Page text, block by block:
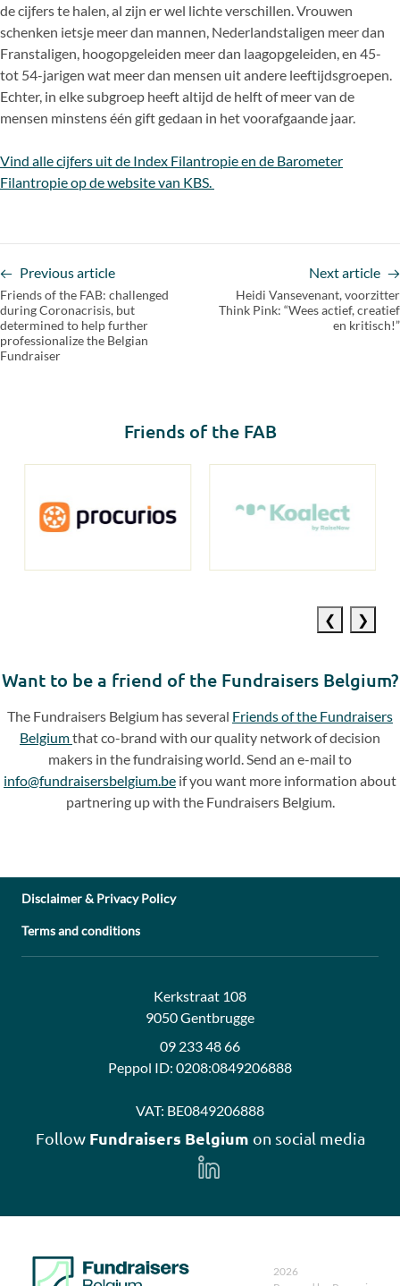
de cijfers te halen, al zijn er wel lichte verschillen. Vrouwen
schenken ietsje meer dan mannen, Nederlandstaligen meer dan
Franstaligen, hoogopgeleiden meer dan laagopgeleiden, en 45-
tot 54-jarigen wat meer dan mensen uit andere leeftijdsgroepen.
Echter, in elke subgroep heeft altijd de helft of meer van de
mensen minstens één gift gedaan in het voorafgaande jaar.
Vind alle cijfers uit de Index Filantropie en de Barometer
Filantropie op de website van KBS.
Previous article
Friends of the FAB: challenged
during Coronacrisis, but
determined to help further
professionalize the Belgian
Fundraiser
Next article
Heidi Vansevenant, voorzitter
Think Pink: “Wees actief, creatief
en kritisch!”
Friends of the FAB
Want to be a friend of the Fundraisers Belgium?
The Fundraisers Belgium has several Friends of the Fundraisers
Belgiumthat co-brand with our quality network of decision
makers in the fundraising world. Send an e-mail to
info@fundraisersbelgium.be if you want more information about
partnering up with the Fundraisers Belgium.
Disclaimer & Privacy Policy
Terms and conditions
Contact:
Address:
Kerkstraat 108
9050 Gentbrugge
09 233 48 66
Peppol ID: 0208:0849206888
VAT: BE0849206888
Follow Fundraisers Belgium on social media
LinkedIn
2026